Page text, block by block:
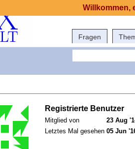
Fragen
Registrierte Benutzer
Mitglied von
23 Aug
Letztes Mal gesehen 05 Jun
Willkommen,